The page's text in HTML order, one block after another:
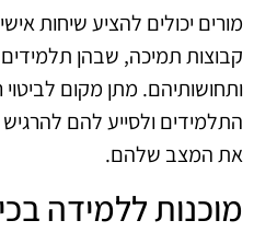
מורים יכולים להציע שיחות
קבוצות תמיכה, שבהן תלמידים
ותחושותיהם. מתן מקום
התלמידים ולסייע להם
את המצב שלהם.
מוכנות ללמידה